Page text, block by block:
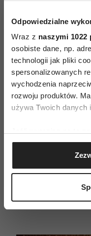
Odpowiedzialne
Wraz z naszymi 1022
osobiste dane, np.
technologii jak pliki
spersonalizowanych
wychodzenia
rozwoju produktów.
używa Twoich danych
Gromadzić
geograficznej z
Identyfikować
(fingerprinting,